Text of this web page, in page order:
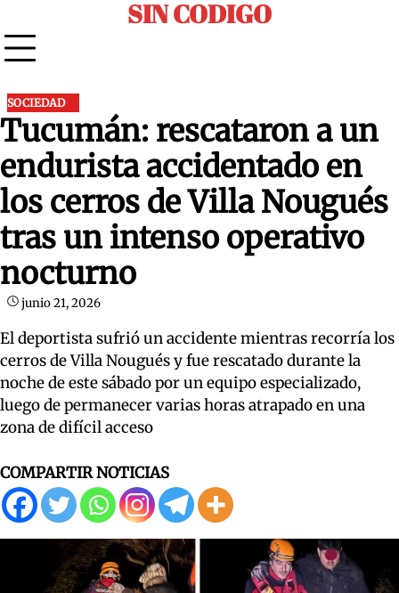
to
content
SIN CODIGO
SOCIEDAD
Tucumán: rescataron a un
endurista accidentado en
los cerros de Villa Nougués
tras un intenso operativo
nocturno
junio 21, 2026
El deportista sufrió un accidente mientras recorría los
cerros de Villa Nougués y fue rescatado durante la
noche de este sábado por un equipo especializado,
luego de permanecer varias horas atrapado en una
zona de difícil acceso
COMPARTIR NOTICIAS